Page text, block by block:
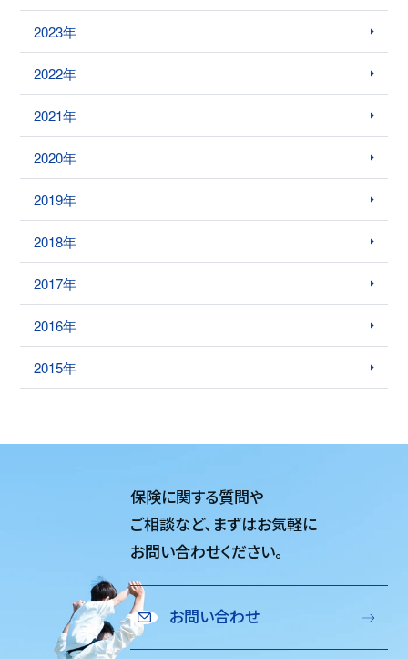
2023年
2022年
2021年
2020年
2019年
2018年
2017年
2016年
2015年
保険に関する質問や
ご相談など、 まずはお気軽に
お問い合わせください。
お問い合わせ